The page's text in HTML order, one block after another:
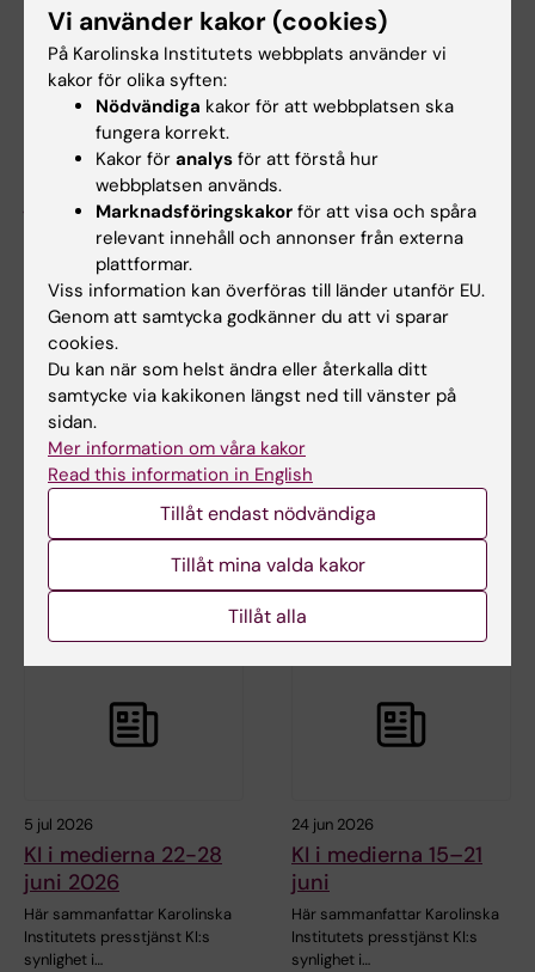
Kristianstad för att berätta omforskningen
som visar att solande kan vara hälsosamt
1.11 in i programmet.
KI-forskare Anna Undeman Asarnoj
intervjuades i TV4 apropåmetoden att bota
jordnötsallergi hos barn med jordnötter
.
Tags
KI i medierna
Uppdaterad av:
Andreas Andersson 2026-06-08
Dela
Relaterade artiklar
5 jul 2026
KI i medierna 22-28
juni 2026
Här sammanfattar Karolinska
Institutets presstjänst KI:s
synlighet i…
24 jun 2026
KI i medierna 15–21
juni
Här sammanfattar Karolinska
Institutets presstjänst KI:s
synlighet i…
Vi använder kakor (cookies)
På Karolinska Institutets webbplats använder vi
kakor för olika syften:
Nödvändiga kakor för att webbplatsen ska
fungera korrekt.
Kakor för analys för att förstå hur
webbplatsen används.
Marknadsföringskakor för att visa och spåra
relevant innehåll och annonser från externa
plattformar.
Viss information kan överföras till länder utanför EU.
Genom att samtycka godkänner du att vi sparar
cookies.
Du kan när som helst ändra eller återkalla ditt
samtycke via kakikonen längst ned till vänster på
sidan.
Mer information om våra kakor
Read this information in English
Tillåt endast nödvändiga
Tillåt mina valda kakor
Tillåt alla